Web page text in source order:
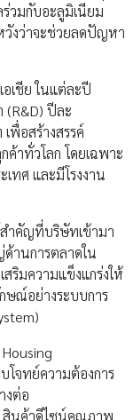
วมกับอะลูมิเนียม
งว่าจะช่วยลดปัญหา
เชีย ในแต่ละปี
(R&D) ปีละ
พื่อสร้างสรรค์
าทั่วโลก โดยเฉพาะ
ทศ และมีโรงงาน
ำคัญที่บริษัทเข้ามา
านการตลาดใน
ริมความแข็งแกร่งให้
ษณ์อย่างระบบการ
จทย์ความต้องการ
งต่อ
สินค้าดีไซน์คุณภาพ